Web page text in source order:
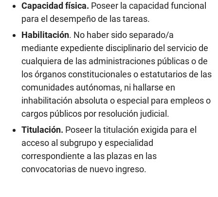
Capacidad física. Poseer la capacidad funcional
para el desempeño de las tareas.
Habilitación. No haber sido separado/a
mediante expediente disciplinario del servicio de
cualquiera de las administraciones públicas o de
los órganos constitucionales o estatutarios de las
comunidades autónomas, ni hallarse en
inhabilitación absoluta o especial para empleos o
cargos públicos por resolución judicial.
Titulación. Poseer la titulación exigida para el
acceso al subgrupo y especialidad
correspondiente a las plazas en las
convocatorias de nuevo ingreso.